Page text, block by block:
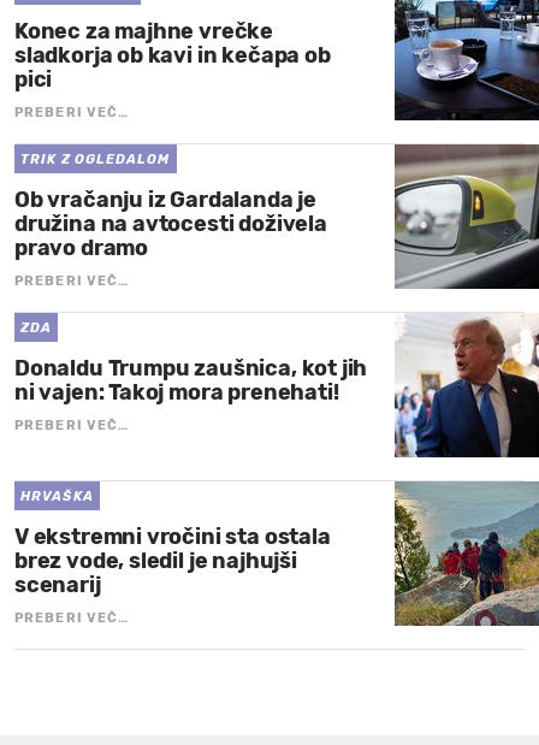
Konec za majhne vrečke
sladkorja ob kavi in kečapa ob
pici
PREBERI VEČ…
TRIK Z OGLEDALOM
Ob vračanju iz Gardalanda je
družina na avtocesti doživela
pravo dramo
PREBERI VEČ…
ZDA
Donaldu Trumpu zaušnica, kot jih
ni vajen: Takoj mora prenehati!
PREBERI VEČ…
HRVAŠKA
V ekstremni vročini sta ostala
brez vode, sledil je najhujši
scenarij
PREBERI VEČ…